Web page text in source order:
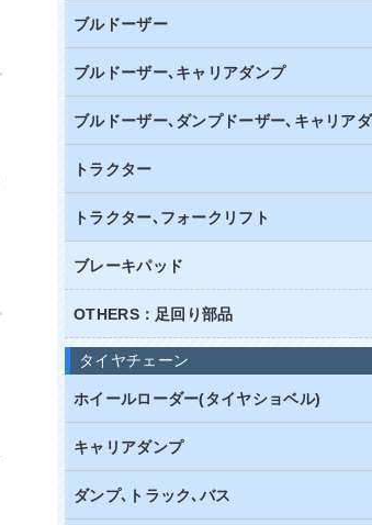
ブルドーザー
ブルドーザー､キャリアダンプ
ブルドーザー､ダンプドーザー､キャリア
トラクター
トラクター､フォークリフト
ブレーキパッド
OTHERS：足回り部品
タイヤチェーン
ホイールローダー(タイヤショベル)
キャリアダンプ
ダンプ､トラック､バス